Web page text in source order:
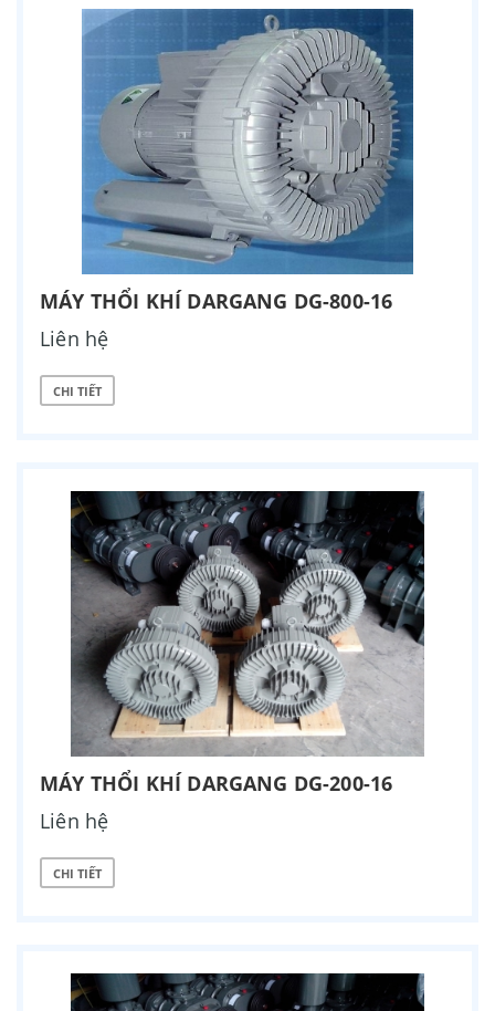
MÁY THỔI KHÍ DARGANG DG-800-16
Liên hệ
CHI TIẾT
MÁY THỔI KHÍ DARGANG DG-200-16
Liên hệ
CHI TIẾT